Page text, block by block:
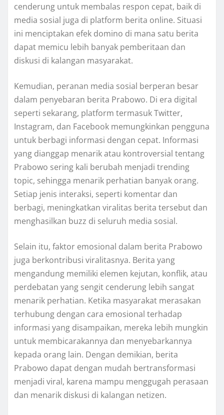
cenderung untuk membalas respon cepat, baik di
media sosial juga di platform berita online. Situasi
ini menciptakan efek domino di mana satu berita
dapat memicu lebih banyak pemberitaan dan
diskusi di kalangan masyarakat.
Kemudian, peranan media sosial berperan besar
dalam penyebaran berita Prabowo. Di era digital
seperti sekarang, platform termasuk Twitter,
Instagram, dan Facebook memungkinkan pengguna
untuk berbagi informasi dengan cepat. Informasi
yang dianggap menarik atau kontroversial tentang
Prabowo sering kali berubah menjadi trending
topic, sehingga menarik perhatian banyak orang.
Setiap jenis interaksi, seperti komentar dan
berbagi, meningkatkan viralitas berita tersebut dan
menghasilkan buzz di seluruh media sosial.
Selain itu, faktor emosional dalam berita Prabowo
juga berkontribusi viralitasnya. Berita yang
mengandung memiliki elemen kejutan, konflik, atau
perdebatan yang sengit cenderung lebih sangat
menarik perhatian. Ketika masyarakat merasakan
terhubung dengan cara emosional terhadap
informasi yang disampaikan, mereka lebih mungkin
untuk membicarakannya dan menyebarkannya
kepada orang lain. Dengan demikian, berita
Prabowo dapat dengan mudah bertransformasi
menjadi viral, karena mampu menggugah perasaan
dan menarik diskusi di kalangan netizen.